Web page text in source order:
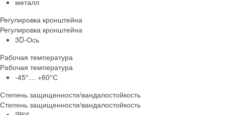
металл
Регулировка кронштейна
Регулировка кронштейна
3D-Ось
Рабочая температура
Рабочая температура
-45°… +60°С
Степень защищенности/вандалостойкость
Степень защищенности/вандалостойкость